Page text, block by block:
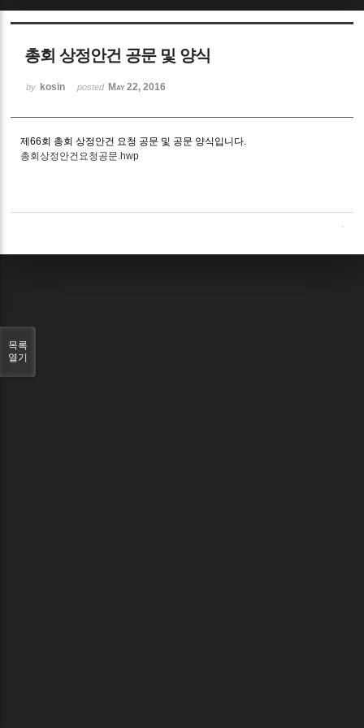
총회 상정안건 공문 및 양식
by kosin posted May 22, 2016
제66회 총회 상정안건 요청 공문 및 공문 양식입니다.
총회상정안건요청공문.hwp
목록
열기
Sketchbook5, 스케치북5
Sketchbook5, 스케치북5